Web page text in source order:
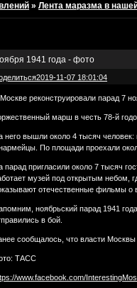
»Лента маразма в
1941 года - фото
2019-11-07 18:01:04
реконструировали парад 7
марш в честь 78-й
него вышли около 4 тысяч
По площади проехали
парад пригласили около 7 тысяч
музей под открытым небом,
отечественные фильмы о
ноябрьский парад 1941
в бой.
сообщалось, что власти Москвы
ТАСС
www.facebook.com/